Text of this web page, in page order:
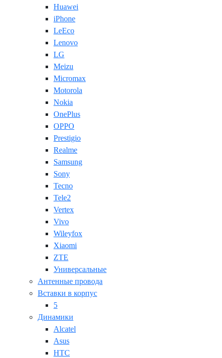
Huawei
iPhone
LeEco
Lenovo
LG
Meizu
Micromax
Motorola
Nokia
OnePlus
OPPO
Prestigio
Realme
Samsung
Sony
Tecno
Tele2
Vertex
Vivo
Wileyfox
Xiaomi
ZTE
Универсальные
Антенные провода
Вставки в корпус
5
Динамики
Alcatel
Asus
HTC